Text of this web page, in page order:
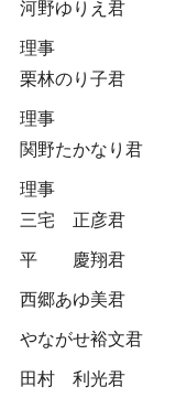
河野ゆりえ君
理事
栗林のり子君
理事
関野たかなり君
理事
三宅 正彦君
平 慶翔君
西郷あゆ美君
やながせ裕文君
田村 利光君